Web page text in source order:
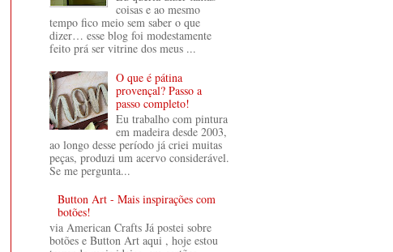
coisas e ao mesmo
tempo fico meio sem saber o que
dizer… esse blog foi modestamente
feito prá ser vitrine dos meus ...
O que é pátina
provençal? Passo a
passo completo!
Eu trabalho com pintura
em madeira desde 2003,
ao longo desse período já criei muitas
peças, produzi um acervo considerável.
Se me pergunta...
Button Art - Mais inspirações com
botões!
via American Crafts Já postei sobre
botões e Button Art aqui , hoje estou